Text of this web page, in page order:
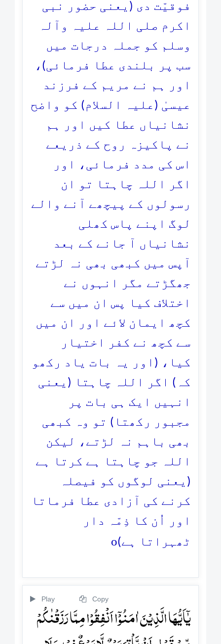
فوقیّت دی (یعنی حضور نبی
اکرم صلی اللہ علیہ وآلہ
وسلم کو جملہ درجات میں
سب پر بلندی عطا فرمائی)،
اور ہم نے مریم کے فرزند
عیسیٰ (علیہ السلام) کو واضح
نشانیاں عطا کیں اور ہم
نے پاکیزہ روح کے ذریعے
اس کی مدد فرمائی، اور
اگر اللہ چاہتا تو ان
رسولوں کے پیچھے آنے والے
لوگ اپنے پاس کھلی
نشانیاں آ جانے کے بعد
آپس میں کبھی بھی نہ لڑتے
جھگڑتے مگر انہوں نے
اختلاف کیا پس ان میں سے
کچھ ایمان لائے اور ان میں
سے کچھ نے کفر اختیار
کیا، (اور یہ بات یاد رکھو
کہ) اگر اللہ چاہتا (یعنی
انہیں ایک ہی بات پر
مجبور رکھتا) تو وہ کبھی
بھی باہم نہ لڑتے، لیکن
اللہ جو چاہتا ہے کرتا ہے
(یعنی لوگوں کو فیصلہ
کرنے کی آزادی عطا فرماتا
اور اُن کا ذِمّہ دار
ٹھہراتا ہے)o
Play Copy
یٰۤاَیُّہَا الَّذِیۡنَ اٰمَنُوۡۤا اَنۡفِقُوۡا مِمَّا رَزَقۡنٰکُمۡ